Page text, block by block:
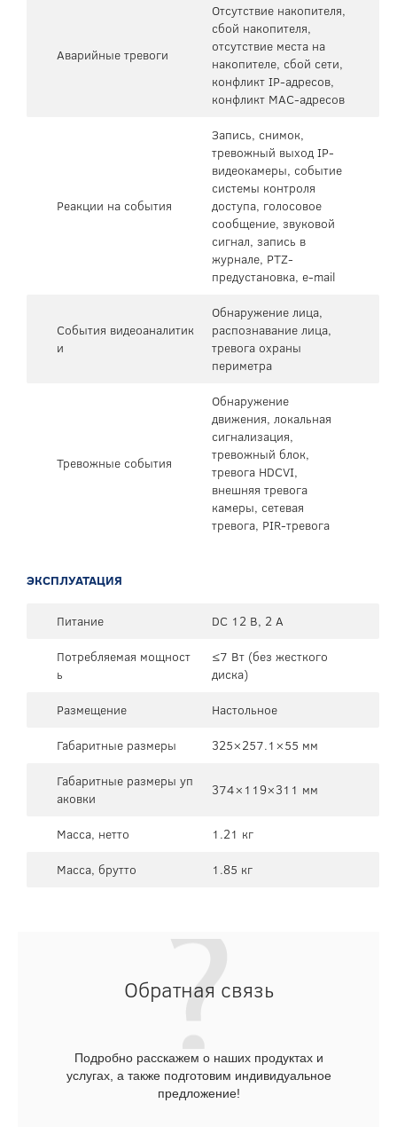
Аварийные тревоги
Отсутствие накопителя,
сбой накопителя,
отсутствие места на
накопителе, сбой сети,
конфликт IP-адресов,
конфликт MAC-адресов
Реакции на события
Запись, снимок,
тревожный выход IP-
видеокамеры, событие
системы контроля
доступа, голосовое
сообщение, звуковой
сигнал, запись в
журнале, PTZ-
предустановка, e-mail
События видеоаналитик
и
Обнаружение лица,
распознавание лица,
тревога охраны
периметра
Тревожные события
Обнаружение
движения, локальная
сигнализация,
тревожный блок,
тревога HDCVI,
внешняя тревога
камеры, сетевая
тревога, PIR-тревога
ЭКСПЛУАТАЦИЯ
Питание
DC 12 В, 2 А
Потребляемая мощност
ь
≤7 Вт (без жесткого
диска)
Размещение
Настольное
Габаритные размеры
325×257.1×55 мм
Габаритные размеры уп
аковки
374×119×311 мм
Масса, нетто
1.21 кг
Масса, брутто
1.85 кг
Обратная связь
Подробно расскажем о наших продуктах и
услугах, а также подготовим индивидуальное
предложение!